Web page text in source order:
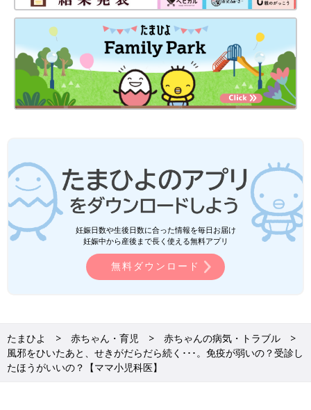
妊娠日数や生後日数に合った情報を毎日お届け
妊娠中から産後まで長く使える無料アプリ
無料ダウンロード
たまひよ 赤ちゃん・育児
赤ちゃんの病気・トラブル
風邪をひいたあと、せきがだらだら続く･･･。免疫が弱いの？受診し
たほうがいいの？【ママ小児科医】